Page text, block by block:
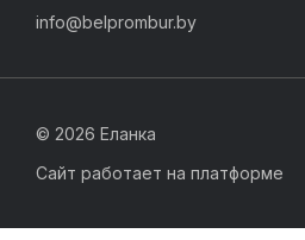
info@belprombur.by
© 2026 Еланка
Сайт работает на платформе